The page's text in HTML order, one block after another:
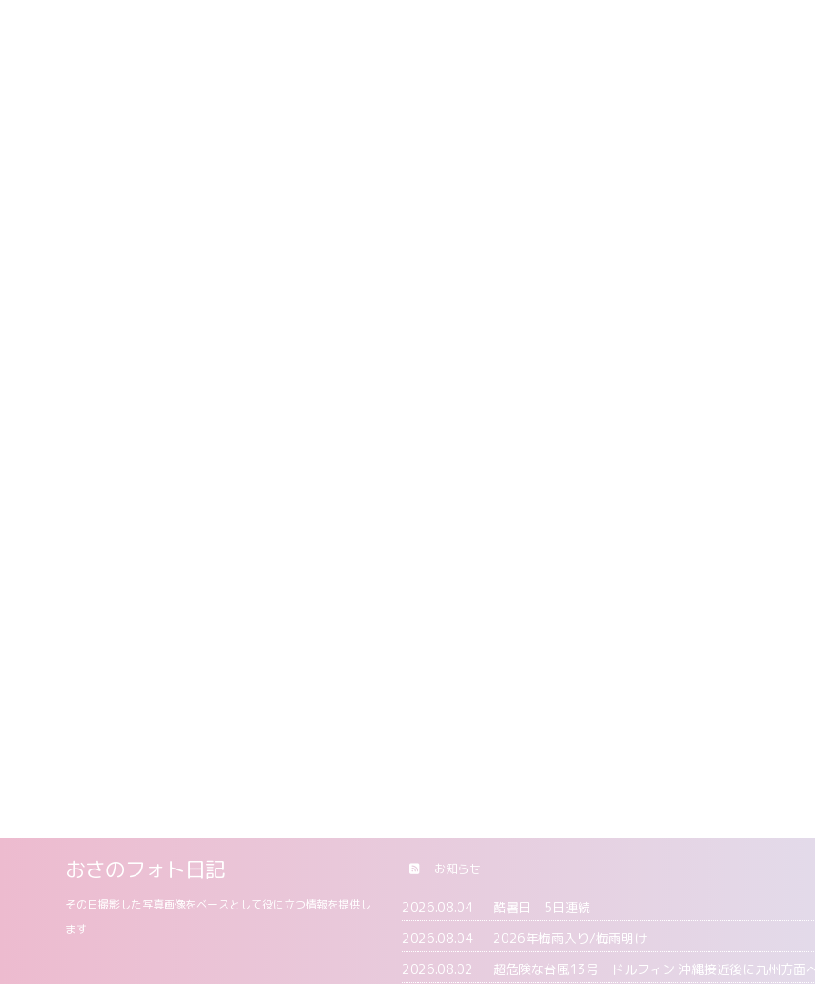
お知らせ
2026.08.04
酷暑日 5日連続
2026.08.04
2026年梅雨入り/梅雨明け
2026.08.02
超危険な台風13号 ドルフィン 沖縄接近後に九州方面
おさのフォト日記
その日撮影した写真画像をベースとして役に立つ情報を提供し
ます